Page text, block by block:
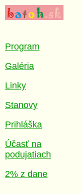
Program
Galéria
Linky
Stanovy
Prihláška
Účasť na
podujatiach
2% z dane